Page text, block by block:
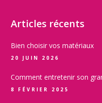
Articles récents
Bien choisir vos matériaux
20 JUIN 2026
Comment entretenir son
8 FÉVRIER 2025